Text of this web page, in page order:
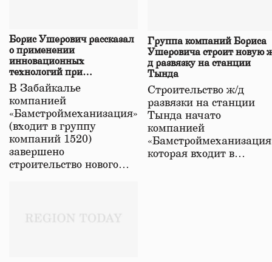
Борис Ушерович рассказал
о применении
инновационных
технологий при
строительстве нового моста
в Забайкалье
В Забайкалье
компанией
«Бамстроймеханизация»
(входит в группу
компаний 1520)
завершено
строительство нового…
Группа компаний Бориса
Ушеровича строит новую
д развязку на станции
Тында
Строительство ж/д
развязки на станции
Тында начато
компанией
которая входит в…